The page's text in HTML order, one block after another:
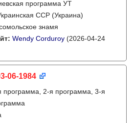
программа УТ
ССР (Украина)
знамя
Wendy Corduroy (2026-04-24
06-1984
программа, 2-я программа, 3-я